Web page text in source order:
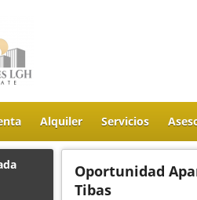
Alquiler Servicios
Oportunidad
Tibas